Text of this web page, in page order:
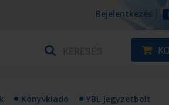
Bejelentkezés
Könyvkiadó YBL Jegyzetbolt